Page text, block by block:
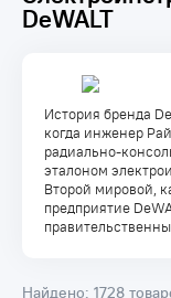
DeWALT
История бренда
когда инженер
радиально-
эталоном
Второй мировой,
предприятие
Найдено: 1728